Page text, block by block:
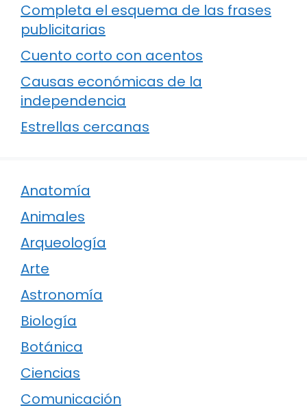
Completa el esquema de las frases
publicitarias
Cuento corto con acentos
Causas económicas de la
independencia
Estrellas cercanas
Anatomía
Animales
Arqueología
Arte
Astronomía
Biología
Botánica
Ciencias
Comunicación